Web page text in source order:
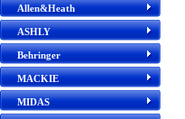
Allen&Heath
ASHLY
Behringer
MACKIE
MIDAS